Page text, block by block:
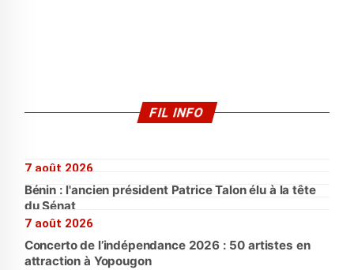
FIL INFO
7 août 2026
Bénin : l'ancien président Patrice Talon élu à la tête
du Sénat
7 août 2026
Concerto de l’indépendance 2026 : 50 artistes en
attraction à Yopougon